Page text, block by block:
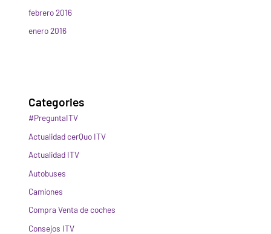
febrero 2016
enero 2016
Categories
#PreguntaITV
Actualidad cerQuo ITV
Actualidad ITV
Autobuses
Camiones
Compra Venta de coches
Consejos ITV